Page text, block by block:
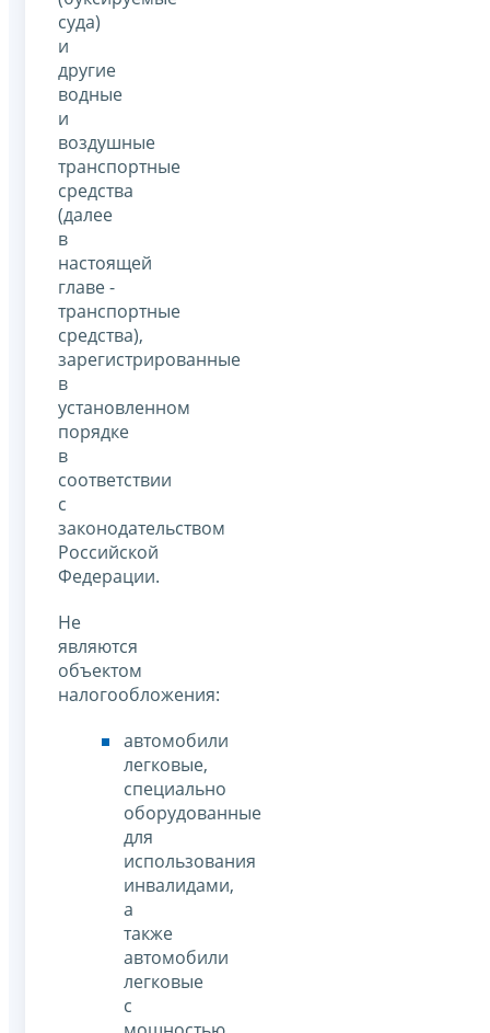
суда)
и
другие
водные
и
воздушные
транспортные
средства
(далее
в
настоящей
главе -
транспортные
средства),
зарегистрированные
в
установленном
порядке
в
соответствии
с
законодательством
Российской
Федерации.
Не
являются
объектом
налогообложения:
автомобили
легковые,
специально
оборудованные
для
использования
инвалидами,
а
также
автомобили
легковые
с